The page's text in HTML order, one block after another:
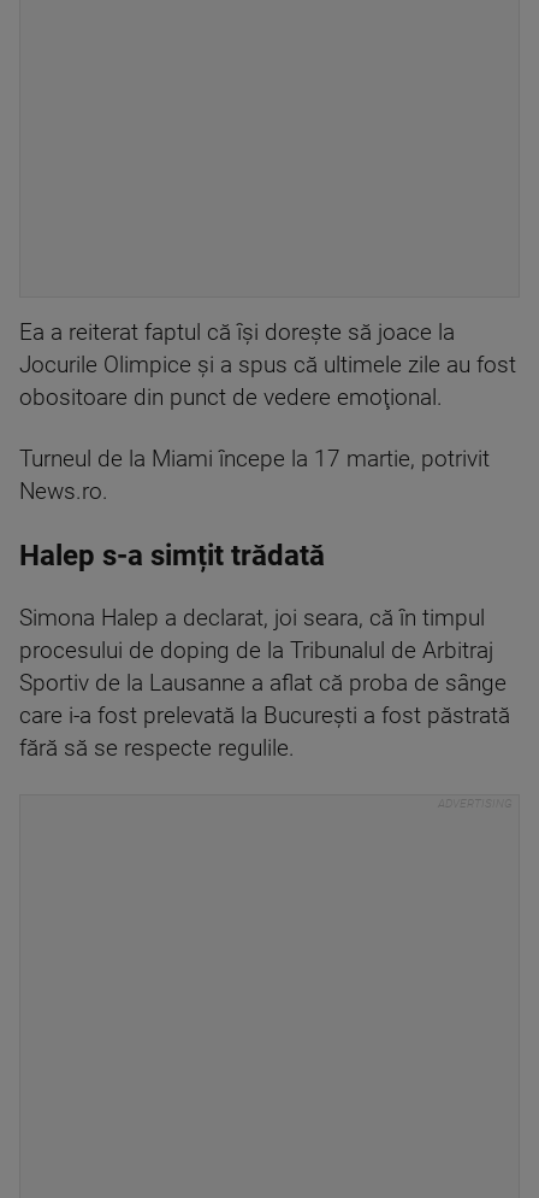
Ea a reiterat faptul că îşi doreşte să joace la
Jocurile Olimpice şi a spus că ultimele zile au fost
obositoare din punct de vedere emoţional.
Turneul de la Miami începe la 17 martie, potrivit
News.ro.
Halep s-a simțit trădată
Simona Halep a declarat, joi seara, că în timpul
procesului de doping de la Tribunalul de Arbitraj
Sportiv de la Lausanne a aflat că proba de sânge
care i-a fost prelevată la Bucureşti a fost păstrată
fără să se respecte regulile.